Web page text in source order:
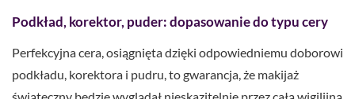
Podkład, korektor, puder: dopasowanie do typu cery
Perfekcyjna cera, osiągnięta dzięki odpowiedniemu doborowi
podkładu, korektora i pudru, to gwarancja, że makijaż